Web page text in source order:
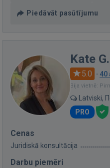
Piedāvāt pasūtījumu
Kate G.
5.0 · 40
Bija vietnē:
Latviski,
PRO
Cenas
Juridiskā konsultācija
Darbu piemēri